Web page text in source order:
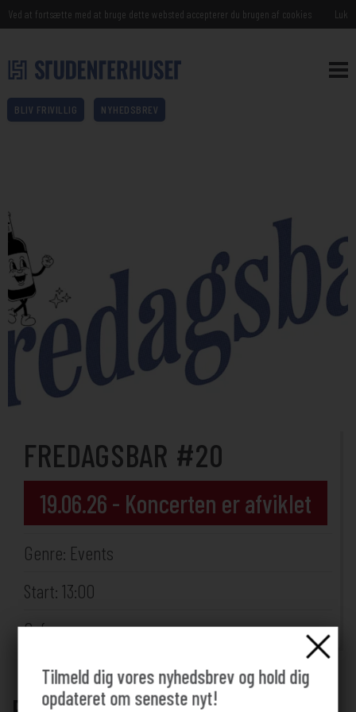
Ved at fortsætte med at bruge dette websted accepterer du brugen af cookies Luk
BLIV FRIVILLIG NYHEDSBREV
FREDAGSBAR #20
19.06.26 - Koncerten er afviklet
Genre: Events
Start: 13:00
Cafeen
Tilmeld dig vores nyhedsbrev og hold dig
opdateret om seneste nyt!